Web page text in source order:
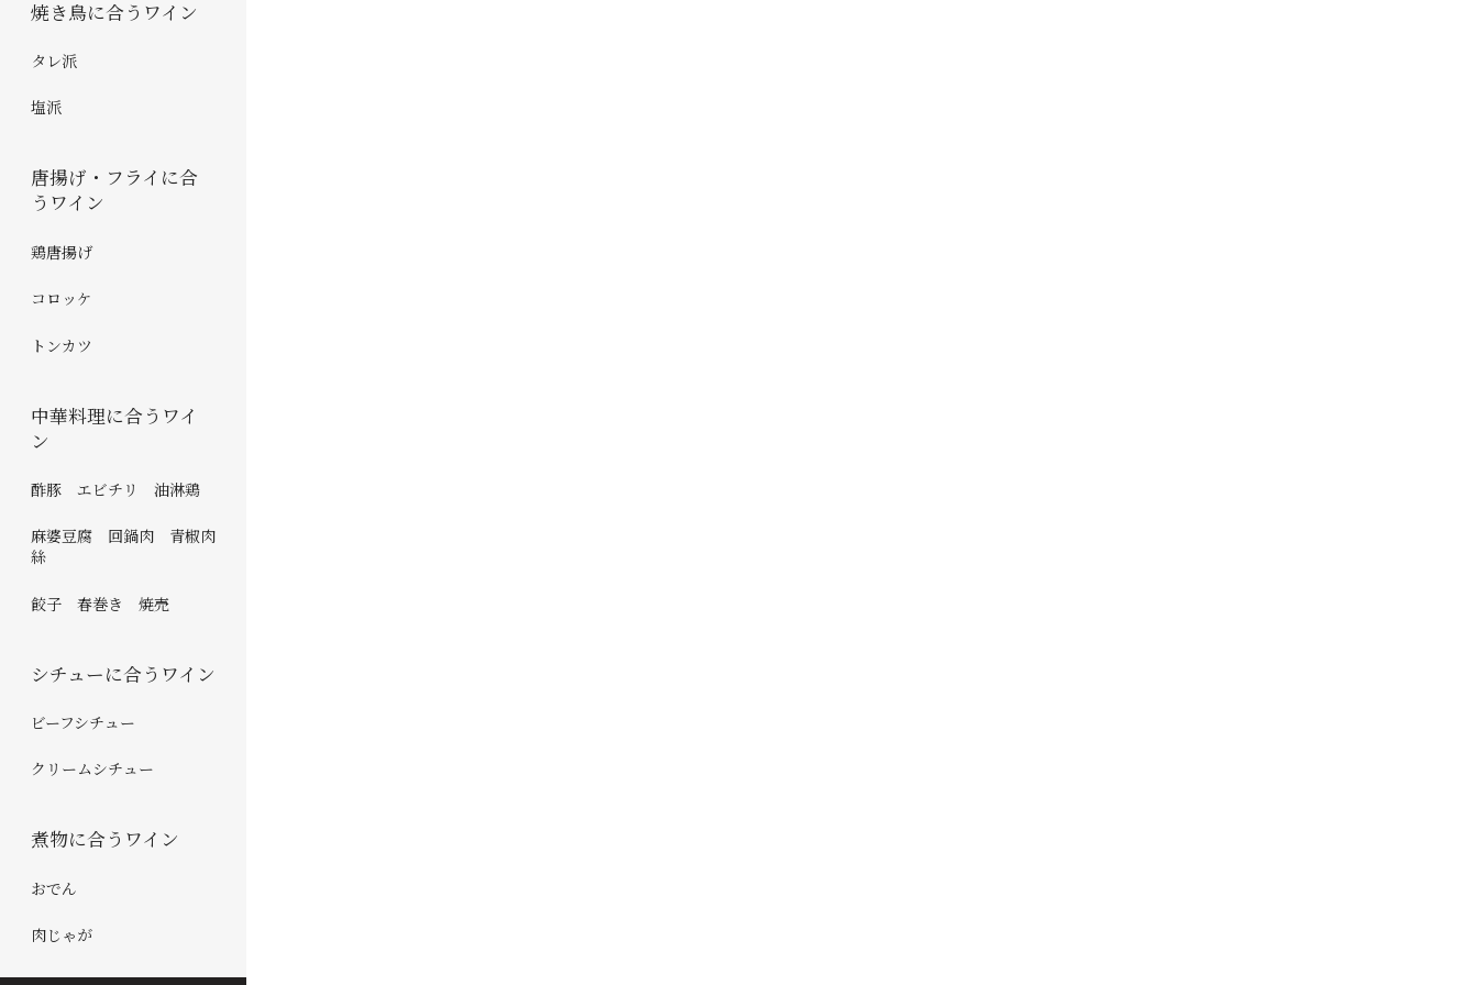
焼き鳥に合うワイン
タレ派
塩派
唐揚げ・フライに合
うワイン
鶏唐揚げ
コロッケ
トンカツ
中華料理に合うワイ
ン
酢豚 エビチリ 油淋鶏
麻婆豆腐 回鍋肉 青椒肉
絲
餃子 春巻き 焼売
シチューに合うワイン
ビーフシチュー
クリームシチュー
煮物に合うワイン
おでん
肉じゃが